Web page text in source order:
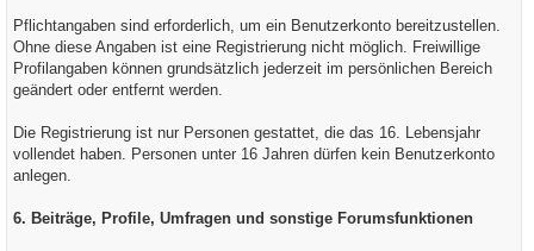
Pflichtangaben sind erforderlich, um ein Benutzerkonto bereitzustellen.
Ohne diese Angaben ist eine Registrierung nicht möglich. Freiwillige
Profilangaben können grundsätzlich jederzeit im persönlichen Bereich
geändert oder entfernt werden.
Die Registrierung ist nur Personen gestattet, die das 16. Lebensjahr
vollendet haben. Personen unter 16 Jahren dürfen kein Benutzerkonto
anlegen.
6. Beiträge, Profile, Umfragen und sonstige Forumsfunktionen